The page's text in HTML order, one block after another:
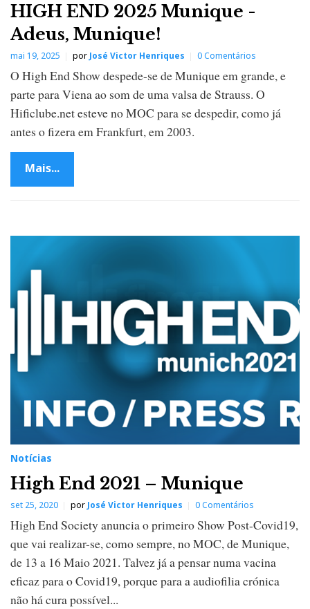
HIGH END 2025 Munique -
Adeus, Munique!
mai 19, 2025 por José Victor Henriques 0 Comentários
O High End Show despede-se de Munique em grande, e
parte para Viena ao som de uma valsa de Strauss. O
Hificlube.net esteve no MOC para se despedir, como já
antes o fizera em Frankfurt, em 2003.
Mais...
Notícias
High End 2021 – Munique
set 25, 2020 por José Victor Henriques 0 Comentários
High End Society anuncia o primeiro Show Post-Covid19,
que vai realizar-se, como sempre, no MOC, de Munique,
de 13 a 16 Maio 2021. Talvez já a pensar numa vacina
eficaz para o Covid19, porque para a audiofilia crónica
não há cura possível...